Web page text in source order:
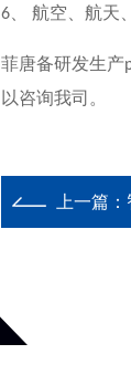
6 航空、航天、
菲唐备研发生产
以咨询我司。
上一篇：